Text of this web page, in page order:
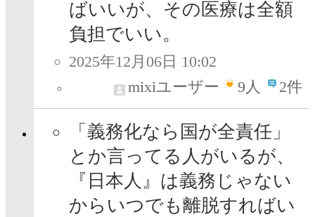
ばいいが、その医療は全額
負担でいい。
2025年12月06日 10:02
mixiユーザー
9人 2件
「義務化なら国が全責任」
とか言ってる人がいるが、
『日本人』は義務じゃない
からいつでも離脱すればい